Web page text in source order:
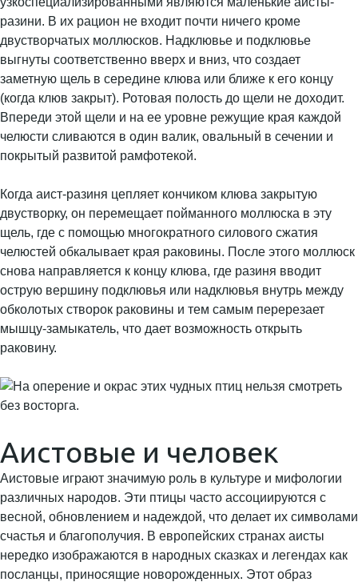
разини. В их рацион не входит почти ничего кроме
двустворчатых моллюсков. Надклювье и подклювье
выгнуты соответственно вверх и вниз, что создает
заметную щель в середине клюва или ближе к его концу
(когда клюв закрыт). Ротовая полость до щели не доходит.
Впереди этой щели и на ее уровне режущие края каждой
челюсти сливаются в один валик, овальный в сечении и
покрытый развитой рамфотекой.
Когда аист-разиня цепляет кончиком клюва закрытую
двустворку, он перемещает пойманного моллюска в эту
щель, где с помощью многократного силового сжатия
челюстей обкалывает края раковины. После этого моллюск
снова направляется к концу клюва, где разиня вводит
острую вершину подклювья или надклювья внутрь между
обколотых створок раковины и тем самым перерезает
мышцу-замыкатель, что дает возможность открыть
раковину.
Аистовые и человек
Аистовые играют значимую роль в культуре и мифологии
различных народов. Эти птицы часто ассоциируются с
весной, обновлением и надеждой, что делает их символами
счастья и благополучия. В европейских странах аисты
нередко изображаются в народных сказках и легендах как
посланцы, приносящие новорожденных. Этот образ